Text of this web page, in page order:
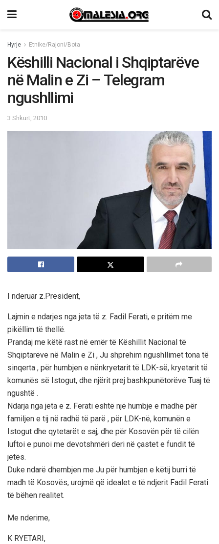
Hyrje Etnike/Rajoni/Bota
Këshilli Nacional i Shqiptarëve
në Malin e Zi – Telegram
ngushllimi
3 Shkurt, 2010
I nderuar z.President,
Lajmin e ndarjes nga jeta të z. Fadil Ferati, e pritëm me
pikëllim të thellë.
Prandaj me këtë rast në emër të Këshillit Nacional të
Shqiptarëve në Malin e Zi , Ju shprehim ngushllimet tona të
sinqerta , për humbjen e nënkryetarit të LDK-së, kryetarit të
komunës së Istogut, dhe njërit prej bashkpunëtorëve Tuaj të
ngushtë .
Ndarja nga jeta e z. Ferati është një humbje e madhe për
familjen e tij në radhë të parë , për LDK-në, komunën e
Istogut dhe qytetarët e saj, dhe për Kosovën për të cilën
luftoi e punoi me devotshmëri deri në çastet e fundit të
jetës.
Duke ndarë dhembjen me Ju për humbjen e këtij burri të
madh të Kosovës, urojmë që idealet e të ndjerit Fadil Ferati
të bëhen realitet.
Me nderime,
K RYETARI,